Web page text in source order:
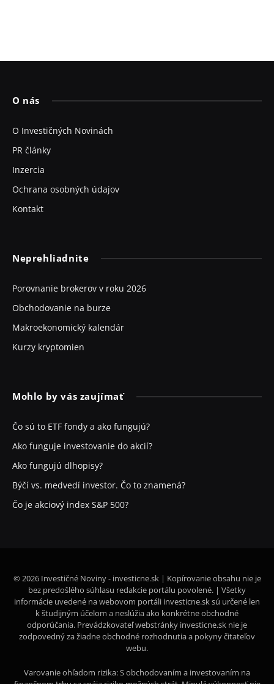
O nás
O Investičných Novinách
PR články
Inzercia
Ochrana osobných údajov
Kontakt
Neprehliadnite
Porovnanie brokerov v roku 2026
Obchodovanie na burze
Makroekonomický kalendár
Kurzy kryptomien
Mohlo by vás zaujímať
Čo sú to ETF fondy a ako fungujú?
Ako funguje investovanie do akcií?
Ako fungujú dlhopisy?
Býčí vs. medvedí investor. Čo to znamená?
Čo je akciový index S&P 500?
© 2026 Investičné Noviny - investicne.sk | Kopírovanie obsahu nie je
bez predošlého súhlasu redakcie portálu povolené. | Všetky
informácie uvedené na webovom portáli investicne.sk sú určené len
k študijným účelom a neslúžia ako konkrétne obchodné
odporúčania. Prevádzkovateľ webstránky investicne.sk nie je
zodpovedný za žiadne obchodné rozhodnutia a pokyny čitateľov
webu.
Varovanie ohľadom rizika: S obchodovaním a investovaním na